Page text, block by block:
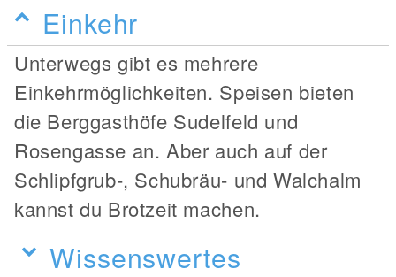
Einkehr
Unterwegs gibt es mehrere
Einkehrmöglichkeiten. Speisen bieten
die Berggasthöfe Sudelfeld und
Rosengasse an. Aber auch auf der
Schlipfgrub-, Schubräu- und Walchalm
kannst du Brotzeit machen.
Wissenswertes